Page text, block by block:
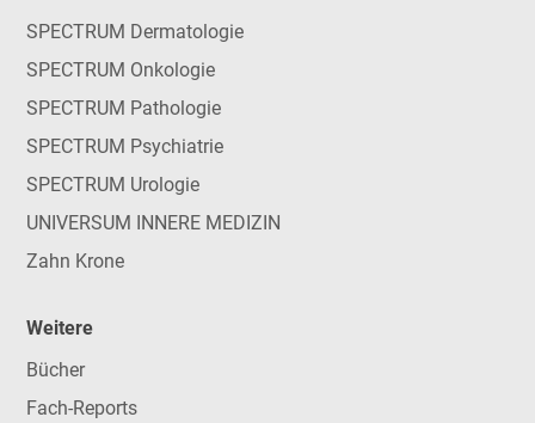
SPECTRUM Dermatologie
SPECTRUM Onkologie
SPECTRUM Pathologie
SPECTRUM Psychiatrie
SPECTRUM Urologie
UNIVERSUM INNERE MEDIZIN
Zahn Krone
Weitere
Bücher
Fach-Reports